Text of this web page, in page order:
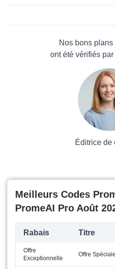
InVideo
Refsee
Deep Art Effects
Maison & JardinNos bons
ont été vérifiés par
Éditrice de
Meilleurs Codes
PromeAI Pro Août
Rabais Titre
Offre
Exceptionnelle
Offre Spéciale